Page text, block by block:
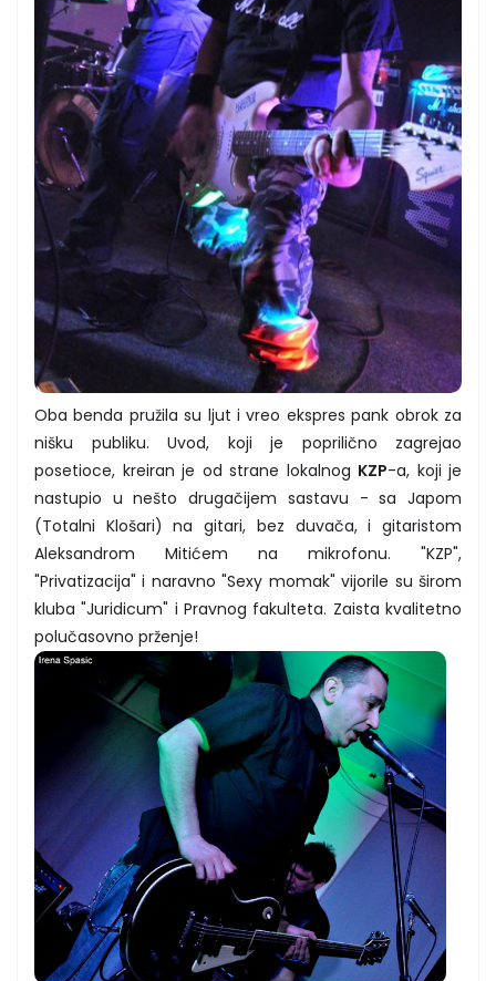
Oba benda pružila su ljut i vreo ekspres pank obrok za
nišku publiku. Uvod, koji je poprilično zagrejao
posetioce, kreiran je od strane lokalnog KZP-a, koji je
nastupio u nešto drugačijem sastavu - sa Japom
(Totalni Klošari) na gitari, bez duvača, i gitaristom
Aleksandrom Mitićem na mikrofonu. "KZP",
"Privatizacija" i naravno "Sexy momak" vijorile su širom
kluba "Juridicum" i Pravnog fakulteta. Zaista kvalitetno
polučasovno prženje!